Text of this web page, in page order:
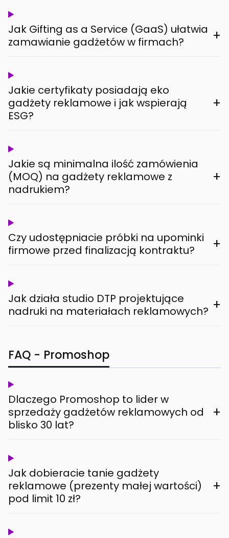
Jak Gifting as a Service (GaaS) ułatwia
zamawianie gadżetów w firmach?
+
Jakie certyfikaty posiadają eko
gadżety reklamowe i jak wspierają
ESG?
+
Jakie są minimalna ilość zamówienia
(MOQ) na gadżety reklamowe z
nadrukiem?
+
Czy udostępniacie próbki na upominki
firmowe przed finalizacją kontraktu?
+
Jak działa studio DTP projektujące
nadruki na materiałach reklamowych? +
FAQ - Promoshop
Dlaczego Promoshop to lider w
sprzedaży gadżetów reklamowych od
blisko 30 lat?
+
Jak dobieracie tanie gadżety
reklamowe (prezenty małej wartości)
pod limit 10 zł?
+